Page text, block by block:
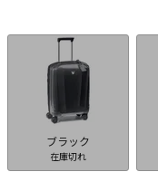
ブラック
在庫切れ